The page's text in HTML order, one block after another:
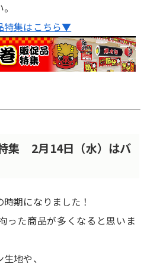
集はこちら▼
集 2月14日（水）はバ
期になりました！
った商品が多くなると思いま
地や、